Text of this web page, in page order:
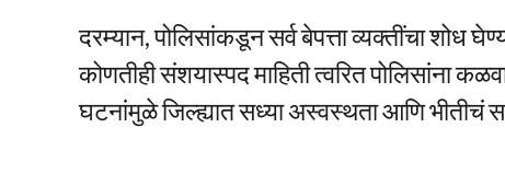
दरम्यान, पोलिसांकडून सर्व बेपत्ता व्यक्तींचा शोध
कोणतीही संशयास्पद माहिती त्वरित पोलिसांना
घटनांमुळे जिल्ह्यात सध्या अस्वस्थता आणि भीतीचं